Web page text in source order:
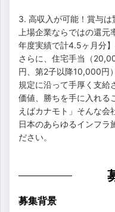
3. 高収入が可能！賞与は
上場企業ならではの還
年度実績で計4.5ヶ月分】
さらに、住宅手当（
円、第2子以降10,000円
規定に沿って手厚く支給
価値、勝ちを手に入れる
えばカナモト」そんな会
日本のあらゆるインフラ
ださい。
募集背景